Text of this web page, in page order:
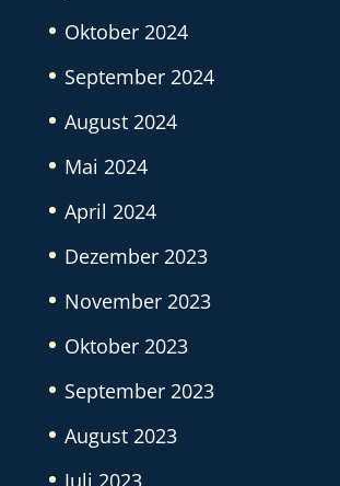
Oktober 2024
September 2024
August 2024
Mai 2024
April 2024
Dezember 2023
November 2023
Oktober 2023
September 2023
August 2023
Juli 2023